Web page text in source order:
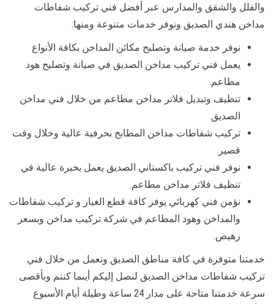
والفلل والشقق والمدارس عبر أفضل فني تركيب شفاطات
مداخن هندي الصديق ونوفر خدمات متنوعة ومنها:
نوفر خدمة صيانة وتصليح مكائن المداخن بكافة الأنواع
يعمل فني تركيب مداخن الصديق في صيانة وتصليح هود
مطاعم.
تنظيف وتبديل فلاتر مداخن مطاعم من خلال فني مداخن
الصديق.
تركيب شفاطات مداخن المطابخ بحرفية عالية وخلال وقت
قصير.
نوفر فني تركيب باكستاني الصديق يعمل بخبرة عالية في
تنظيف فلاتر مداخن مطاعم.
نؤمن فني كهربائي يوفر كافة قطع الغيار و تركيب شفاطات
والمداخن وهود المطاعم في شركة تركيب مداخن وبسعر
رهيص.
خدمتنا متوفرة في كافة مناطق الصديق ونعمل من خلال فني
تركيب شفاطات مداخن الصديق لنصل إليكم أينما كنتم وبأقصى
سرعة خدمتنا متاحة على مدار 24 ساعة وطيلة أيام الأسبوع